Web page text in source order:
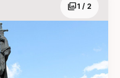
photo_library1 / 2